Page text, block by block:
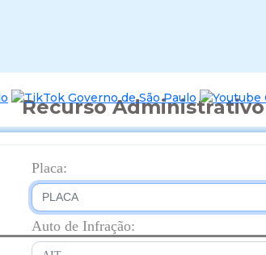
Recurso Administrativo
Placa:
Auto de Infração: